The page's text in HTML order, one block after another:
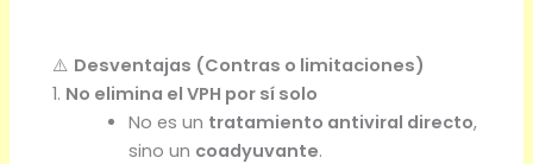
⚠️ Desventajas (Contras o limitaciones)
1. No elimina el VPH por sí solo
No es un tratamiento antiviral directo,
sino un coadyuvante.